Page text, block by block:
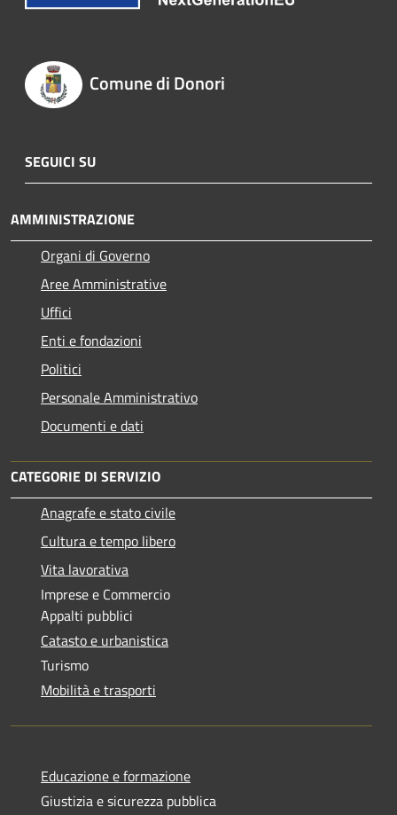
Comune di Donori
SEGUICI SU
AMMINISTRAZIONE
Organi di Governo
Aree Amministrative
Uffici
Enti e fondazioni
Politici
Personale Amministrativo
Documenti e dati
CATEGORIE DI SERVIZIO
Anagrafe e stato civile
Cultura e tempo libero
Vita lavorativa
Imprese e Commercio
Appalti pubblici
Catasto e urbanistica
Turismo
Mobilità e trasporti
Educazione e formazione
Giustizia e sicurezza pubblica